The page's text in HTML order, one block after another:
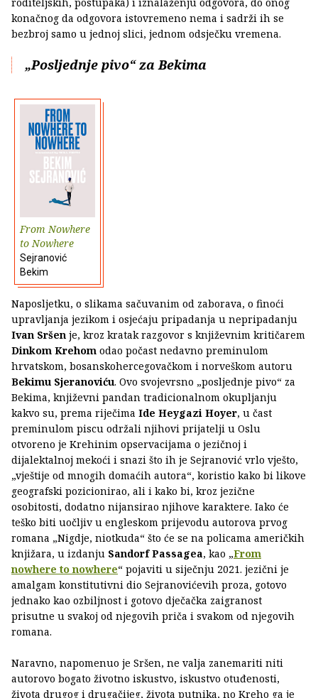
konačnog da odgovora istovremeno nema i sadrži ih se
bezbroj samo u jednoj slici, jednom odsječku vremena.
„Posljednje pivo“ za Bekima
From Nowhere
to Nowhere
Sejranović
Bekim
Naposljetku, o slikama sačuvanim od zaborava, o finoći
upravljanja jezikom i osjećaju pripadanja u nepripadanju
Ivan Sršen je, kroz kratak razgovor s književnim kritičarem
Dinkom Krehom odao počast nedavno preminulom
hrvatskom, bosanskohercegovačkom i norveškom autoru
Bekimu Sjeranoviću. Ovo svojevrsno „posljednje pivo“ za
Bekima, književni pandan tradicionalnom okupljanju
kakvo su, prema riječima Ide Heygazi Hoyer, u čast
preminulom piscu održali njihovi prijatelji u Oslu
otvoreno je Krehinim opservacijama o jezičnoj i
dijalektalnoj mekoći i snazi što ih je Sejranović vrlo vješto,
„vještije od mnogih domaćih autora“, koristio kako bi likove
geografski pozicionirao, ali i kako bi, kroz jezične
osobitosti, dodatno nijansirao njihove karaktere. Iako će
teško biti uočljiv u engleskom prijevodu autorova prvog
romana „Nigdje, niotkuda“ što će se na policama američkih
knjižara, u izdanju Sandorf Passagea, kao „From
nowhere to nowhere“ pojaviti u siječnju 2021. jezični je
amalgam konstitutivni dio Sejranovićevih proza, gotovo
jednako kao ozbiljnost i gotovo dječačka zaigranost
prisutne u svakoj od njegovih priča i svakom od njegovih
romana.
Naravno, napomenuo je Sršen, ne valja zanemariti niti
autorovo bogato životno iskustvo, iskustvo otuđenosti,
života drugog i drugačijeg, života putnika, no Kreho ga je